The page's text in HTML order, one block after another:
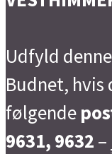
Udfyld
Budnet, hvis
følgende
9631, 9632 –